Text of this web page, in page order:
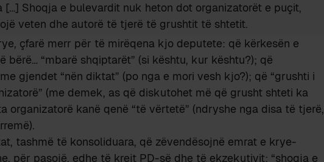
[…] Shoqja e bulevardit nuk heton dot organizatorët e puçit,
veten dhe autorë të tjerë të grushtit të shtetit.
çfarë merr për të mirëqena kjo deputete: që kërkesën e
bërë… “mbarë shqiptarët” (si kështu, kur kështu?); që
gjendet “nën diktat” (po nga e mori vesh kjo?); që “grushti i
(me demek, as që diskutohet më që grusht shteti ka
organizatorë kanë qenë “të vërtetë” (ndryshe nga disa të tjerë,
tashmë të konsoliduara, që zëvendësojnë emrat e krye-
për pasojë, edhe të krejt PD-së dhe të ekzekutivit: “shoqja e